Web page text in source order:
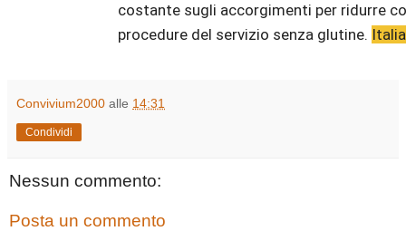
costante sugli accorgimenti per ridurre
procedure del servizio senza glutine.
Convivium2000 alle 14:31
Condividi
Nessun commento:
Posta un commento